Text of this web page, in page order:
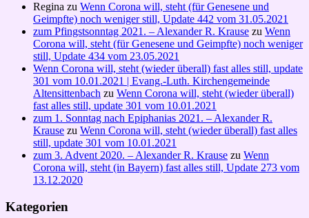
Regina zu Wenn Corona will, steht (für Genesene und
Geimpfte) noch weniger still, Update 442 vom 31.05.2021
zum Pfingstsonntag 2021. – Alexander R. Krause zu Wenn
Corona will, steht (für Genesene und Geimpfte) noch weniger
still, Update 434 vom 23.05.2021
Wenn Corona will, steht (wieder überall) fast alles still, update
301 vom 10.01.2021 | Evang.-Luth. Kirchengemeinde
Altensittenbach zu Wenn Corona will, steht (wieder überall)
fast alles still, update 301 vom 10.01.2021
zum 1. Sonntag nach Epiphanias 2021. – Alexander R.
Krause zu Wenn Corona will, steht (wieder überall) fast alles
still, update 301 vom 10.01.2021
zum 3. Advent 2020. – Alexander R. Krause zu Wenn
Corona will, steht (in Bayern) fast alles still, Update 273 vom
13.12.2020
Kategorien